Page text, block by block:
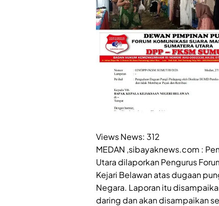
Views News: 312
MEDAN ,sibayaknews.com :
Utara dilaporkan Pengurus
Kejari Belawan atas dugaan
Negara. Laporan itu
daring dan akan disampaikan